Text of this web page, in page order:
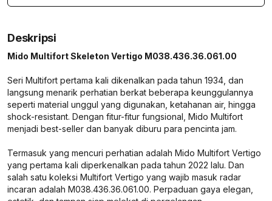
Deskripsi
Mido Multifort Skeleton Vertigo M038.436.36.061.00
Seri Multifort pertama kali dikenalkan pada tahun 1934, dan
langsung menarik perhatian berkat beberapa keunggulannya
seperti material unggul yang digunakan, ketahanan air, hingga
shock-resistant. Dengan fitur-fitur fungsional, Mido Multifort
menjadi best-seller dan banyak diburu para pencinta jam.
Termasuk yang mencuri perhatian adalah Mido Multifort Vertigo
yang pertama kali diperkenalkan pada tahun 2022 lalu. Dan
salah satu koleksi Multifort Vertigo yang wajib masuk radar
incaran adalah M038.436.36.061.00. Perpaduan gaya elegan,